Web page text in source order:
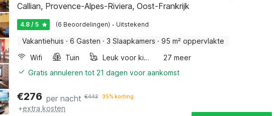
Callian, Provence-Alpes-Riviera, Oost-Frankrijk
4.8 / 5 (6 Beoordelingen) · Uitstekend
Vakantiehuis · 6 Gasten · 3 Slaapkamers · 95 m² oppervlakte
Wifi
Tuin Leuk voor kinderen
27 meer
Gratis annuleren tot 21 dagen voor aankomst
€276 per nacht €443 35% korting
+extra kosten